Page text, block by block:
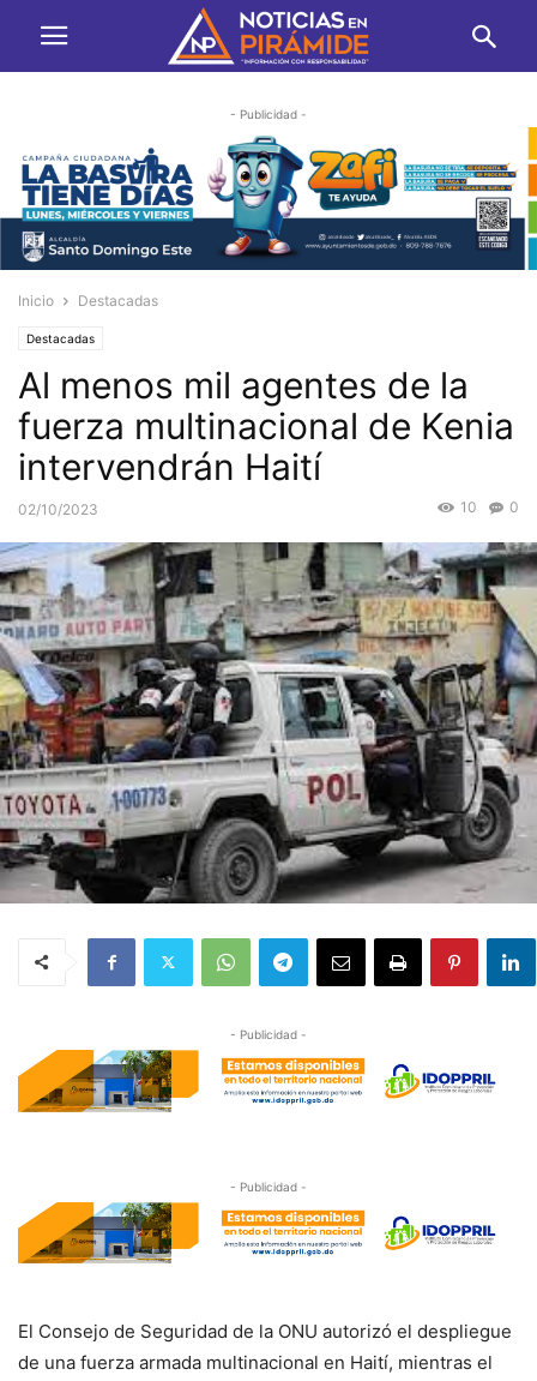
- Publicidad -
Inicio Destacadas
Destacadas
Al menos mil agentes de la
fuerza multinacional de Kenia
intervendrán Haití
02/10/2023 0
10
- Publicidad -
- Publicidad -
El Consejo de Seguridad de la ONU autorizó el despliegue
de una fuerza armada multinacional en Haití, mientras el